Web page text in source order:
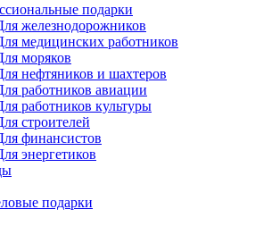
подарки
железнодорожников
медицинских работников
моряков
нефтяников и шахтеров
работников авиации
работников культуры
строителей
финансистов
энергетиков
подарки